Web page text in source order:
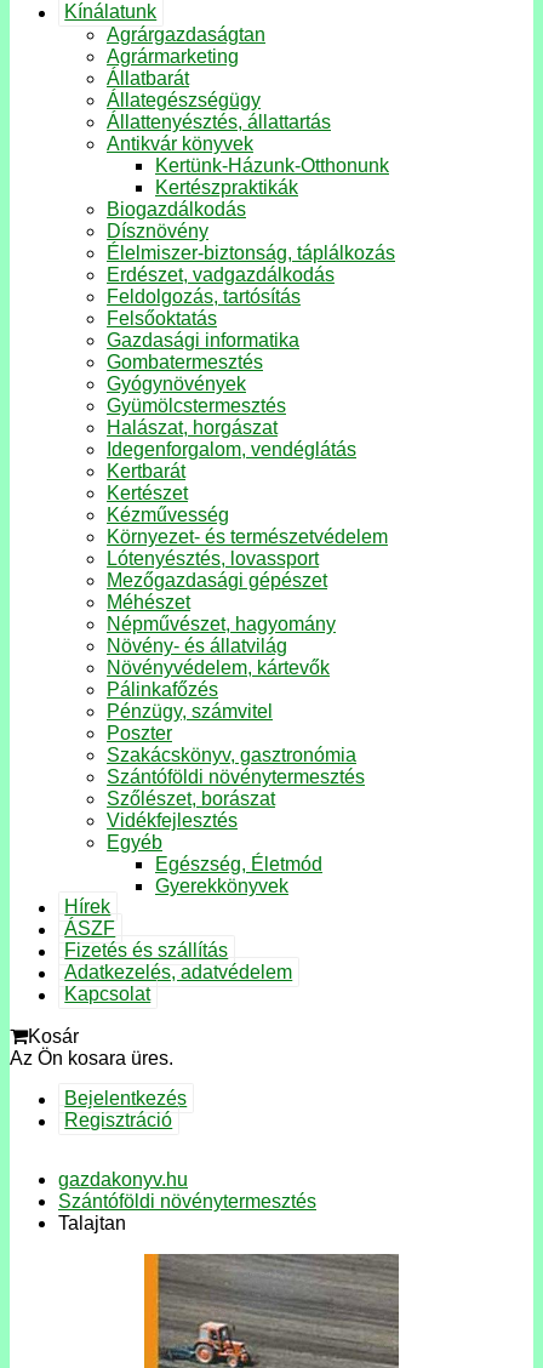
Kínálatunk
Agrárgazdaságtan
Agrármarketing
Állatbarát
Állategészségügy
Állattenyésztés, állattartás
Antikvár könyvek
Kertünk-Házunk-Otthonunk
Kertészpraktikák
Biogazdálkodás
Dísznövény
Élelmiszer-biztonság, táplálkozás
Erdészet, vadgazdálkodás
Feldolgozás, tartósítás
Felsőoktatás
Gazdasági informatika
Gombatermesztés
Gyógynövények
Gyümölcstermesztés
Halászat, horgászat
Idegenforgalom, vendéglátás
Kertbarát
Kertészet
Kézművesség
Környezet- és természetvédelem
Lótenyésztés, lovassport
Mezőgazdasági gépészet
Méhészet
Népművészet, hagyomány
Növény- és állatvilág
Növényvédelem, kártevők
Pálinkafőzés
Pénzügy, számvitel
Poszter
Szakácskönyv, gasztronómia
Szántóföldi növénytermesztés
Szőlészet, borászat
Vidékfejlesztés
Egyéb
Egészség, Életmód
Gyerekkönyvek
Hírek
ÁSZF
Fizetés és szállítás
Adatkezelés, adatvédelem
Kapcsolat
Kosár
Az Ön kosara üres.
Bejelentkezés
Regisztráció
gazdakonyv.hu
Szántóföldi növénytermesztés
Talajtan